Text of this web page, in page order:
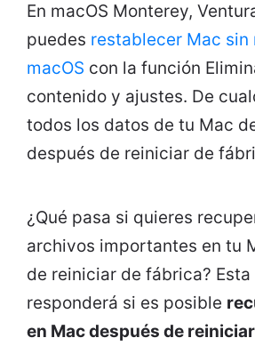
En macOS Monterey,
puedes restablecer Mac sin
macOS con la función
contenido y ajustes. De
todos los datos de tu Mac
después de reiniciar de
¿Qué pasa si quieres
archivos importantes en tu
de reiniciar de fábrica?
responderá si es posible
en Mac después de